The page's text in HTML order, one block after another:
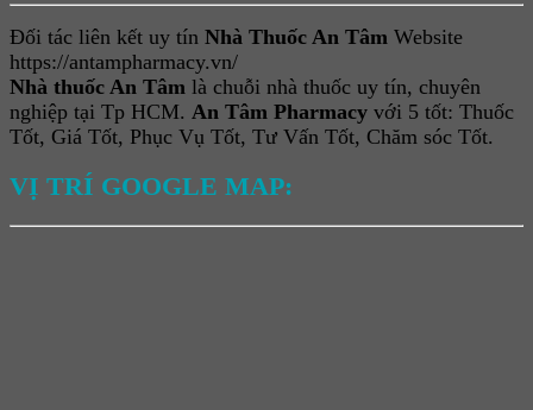
Đối tác liên kết uy tín Nhà Thuốc An Tâm Website
https://antampharmacy.vn/
Nhà thuốc An Tâm là chuỗi nhà thuốc uy tín, chuyên
nghiệp tại Tp HCM. An Tâm Pharmacy với 5 tốt: Thuốc
Tốt, Giá Tốt, Phục Vụ Tốt, Tư Vấn Tốt, Chăm sóc Tốt.
VỊ TRÍ GOOGLE MAP: